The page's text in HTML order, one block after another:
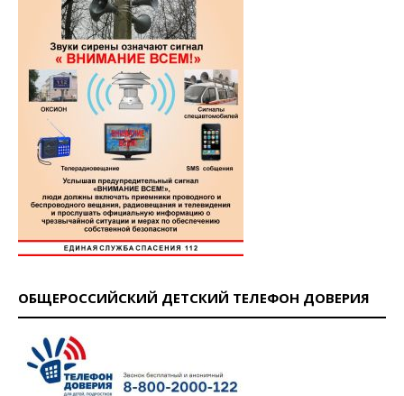
ОБЩЕРОССИЙСКИЙ ДЕТСКИЙ ТЕЛЕФОН ДОВЕРИЯ